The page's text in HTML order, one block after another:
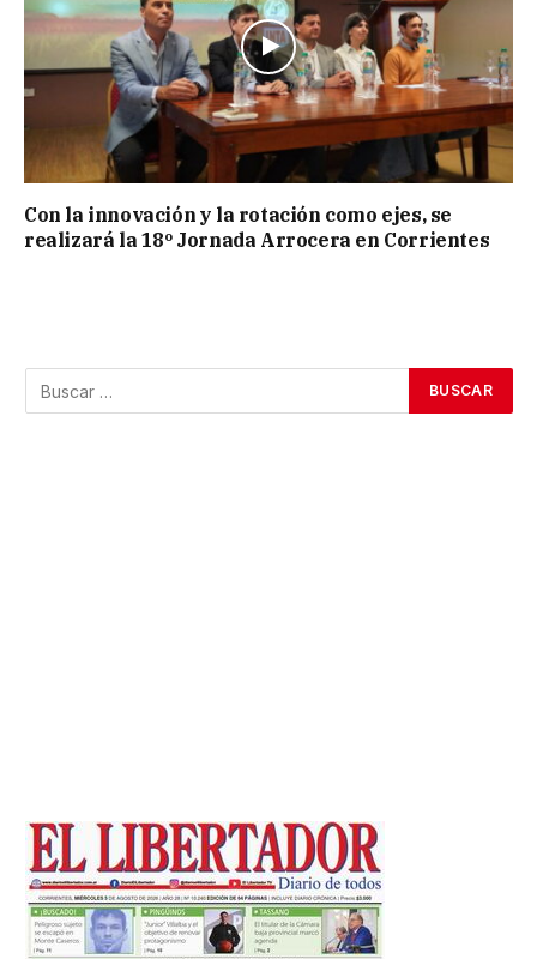
Con la innovación y la rotación como ejes, se
realizará la 18º Jornada Arrocera en Corrientes